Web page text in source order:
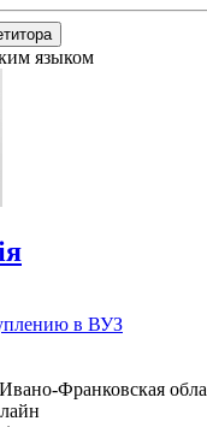
в ВУЗ
Франковская